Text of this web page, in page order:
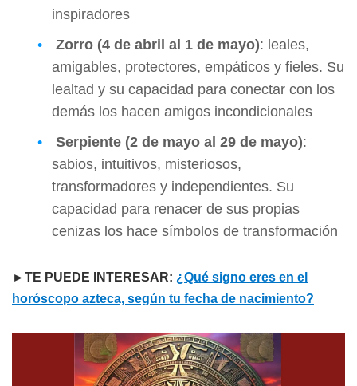
inspiradores
Zorro (4 de abril al 1 de mayo): leales,
amigables, protectores, empáticos y fieles. Su
lealtad y su capacidad para conectar con los
demás los hacen amigos incondicionales
Serpiente (2 de mayo al 29 de mayo):
sabios, intuitivos, misteriosos,
transformadores y independientes. Su
capacidad para renacer de sus propias
cenizas los hace símbolos de transformación
►TE PUEDE INTERESAR: ¿Qué signo eres en el
horóscopo azteca, según tu fecha de nacimiento?